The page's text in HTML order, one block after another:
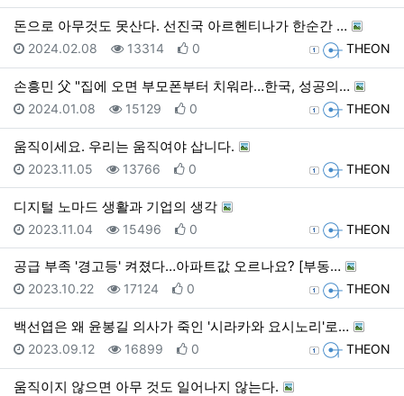
돈으로 아무것도 못산다. 선진국 아르헨티나가 한순간 …
등록자 THEON
등록일
2024.02.08 조회
13314 추천
0
손흥민 父 "집에 오면 부모폰부터 치워라…한국, 성공의…
등록자 THEON
등록일
2024.01.08 조회
15129 추천
0
움직이세요. 우리는 움직여야 삽니다.
등록자 THEON
등록일
2023.11.05 조회
13766 추천
0
디지털 노마드 생활과 기업의 생각
등록자 THEON
등록일
2023.11.04 조회
15496 추천
0
공급 부족 '경고등' 켜졌다…아파트값 오르나요? [부동…
등록자 THEON
등록일
2023.10.22 조회
17124 추천
0
백선엽은 왜 윤봉길 의사가 죽인 '시라카와 요시노리'로…
등록자 THEON
등록일
2023.09.12 조회
16899 추천
0
움직이지 않으면 아무 것도 일어나지 않는다.